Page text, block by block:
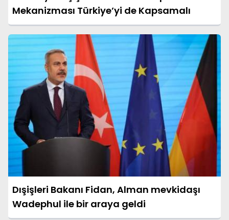
Mekanizması Türkiye’yi de Kapsamalı
Dışişleri Bakanı Fidan, Alman mevkidaşı
Wadephul ile bir araya geldi